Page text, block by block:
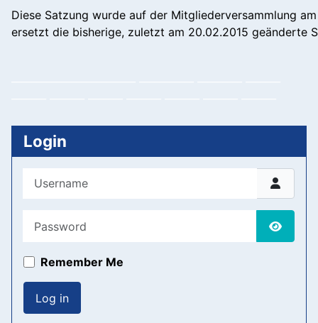
Diese Satzung wurde auf der Mitgliederversammlung
ersetzt die bisherige, zuletzt am 20.02.2015 geänderte
Login
Username
Show
Remember Me
Log in